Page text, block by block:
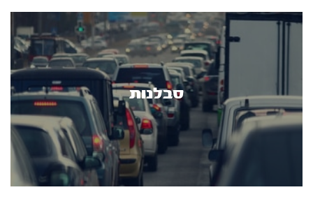
סבלנות